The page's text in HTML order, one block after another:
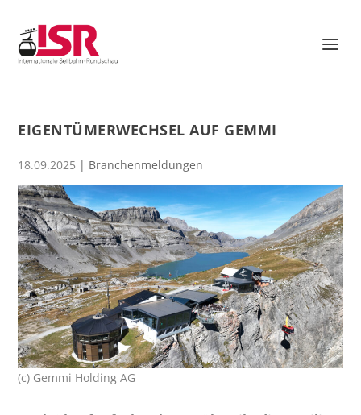
EIGENTÜMERWECHSEL AUF GEMMI
18.09.2025 | Branchenmeldungen
(c) Gemmi Holding AG